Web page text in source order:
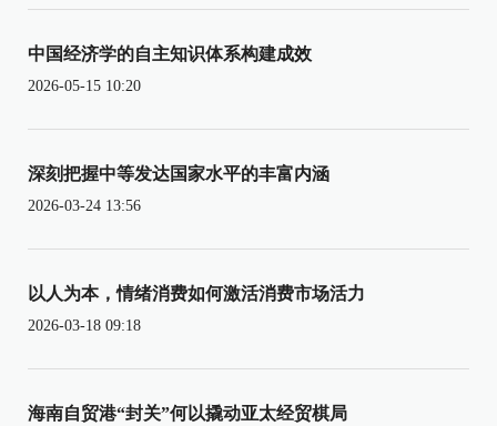
中国经济学的自主知识体系构建成效
2026-05-15 10:20
深刻把握中等发达国家水平的丰富内涵
2026-03-24 13:56
以人为本，情绪消费如何激活消费市场活力
2026-03-18 09:18
海南自贸港“封关”何以撬动亚太经贸棋局